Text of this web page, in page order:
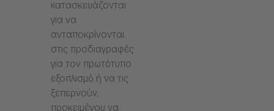
κατασκευάζονται
για να
ανταποκρίνονται
στις προδιαγραφές
για τον πρωτότυπο
εξοπλισμό ή να τις
ξεπερνούν,